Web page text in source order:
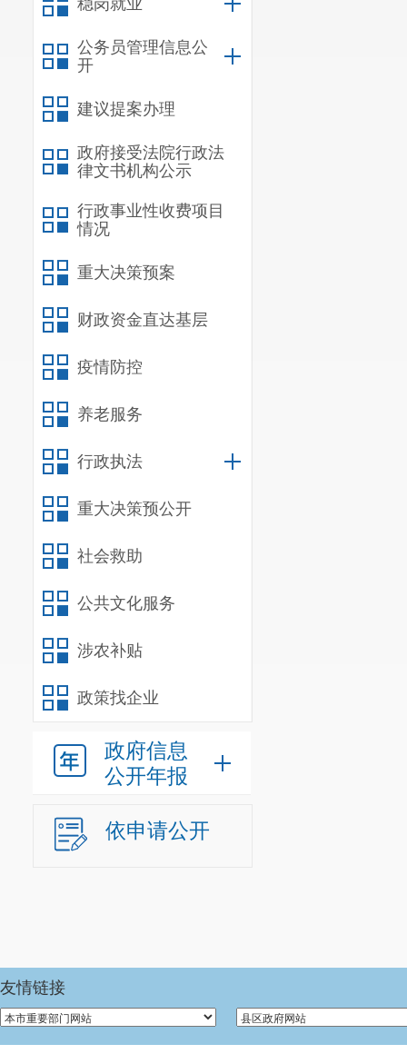
稳岗就业
公务员管理信息公
开
建议提案办理
政府接受法院行政法
律文书机构公示
行政事业性收费项目
情况
重大决策预案
财政资金直达基层
疫情防控
养老服务
行政执法
重大决策预公开
社会救助
公共文化服务
涉农补贴
政策找企业
政府信息
公开年报
依申请公开
友情链接